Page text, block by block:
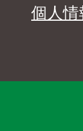
個人